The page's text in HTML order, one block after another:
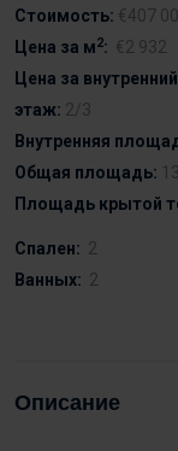
Стоимость: €407
Цена за м2: €2 932
Цена за
этаж: 2/3
Внутренняя
Общая площадь:
Площадь крытой
Спален: 2
Ванных: 2
Описание